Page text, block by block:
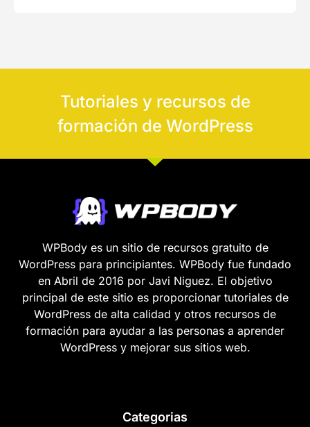
Tutoriales y recursos de
formación de WordPress
WPBody es un sitio de recursos gratuito de
WordPress para principiantes. WPBody fue fundado
en Abril de 2016 por Javi Niguez. El objetivo
principal de este sitio es proporcionar tutoriales de
WordPress de alta calidad y otros recursos de
formación para ayudar a las personas a aprender
WordPress y mejorar sus sitios web.
Categorias